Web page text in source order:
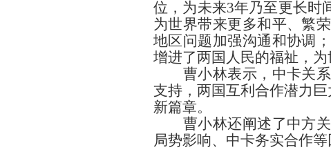
位，为未来3年乃至更长时
为世界带来更多和平、繁
地区问题加强沟通和协调
增进了两国人民的福祉，为
曹小林表示，中卡关
支持，两国互利合作潜力
新篇章。
曹小林还阐述了中方
局势影响、中卡务实合作等